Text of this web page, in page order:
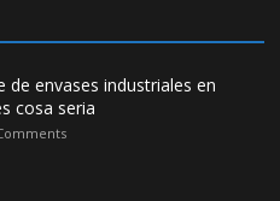
de envases industriales en
cosa seria